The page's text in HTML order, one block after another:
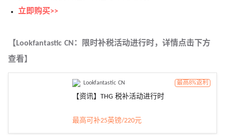
立即购买>>
【Lookfantastic CN：限时补税活动进行时，详情点击下方
查看】
Lookfantastic CN 最高8%返利
【资讯】THG 税补活动进行时
最高可补25英镑/220元